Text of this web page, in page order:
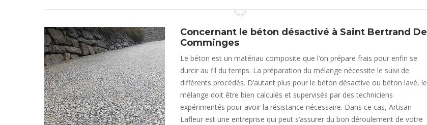
Concernant le béton désactivé à Saint Bertrand De
Comminges
Le béton est un matériau composite que l’on prépare frais pour enfin se
durcir au fil du temps. La préparation du mélange nécessite le suivi de
différents procédés. D’autant plus pour le béton désactive ou béton lavé, le
mélange doit être bien calculés et supervisés par des techniciens
expérimentés pour avoir la résistance nécessaire. Dans ce cas, Artisan
Lafleur est une entreprise qui peut s’assurer du bon déroulement de votre